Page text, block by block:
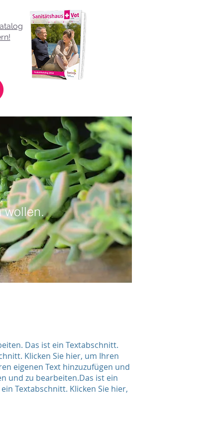
wollen.
Das ist ein Textabschnitt.
Klicken Sie hier, um Ihren
eigenen Text hinzuzufügen und
und zu bearbeiten.Das ist ein
Textabschnitt. Klicken Sie hier,